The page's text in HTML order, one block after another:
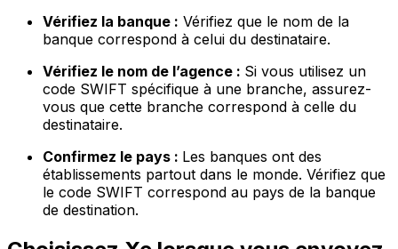
Vérifiez la banque : Vérifiez que le nom de la
banque correspond à celui du destinataire.
Vérifiez le nom de l’agence : Si vous utilisez un
code SWIFT spécifique à une branche, assurez-
vous que cette branche correspond à celle du
destinataire.
Confirmez le pays : Les banques ont des
établissements partout dans le monde. Vérifiez que
le code SWIFT correspond au pays de la banque
de destination.